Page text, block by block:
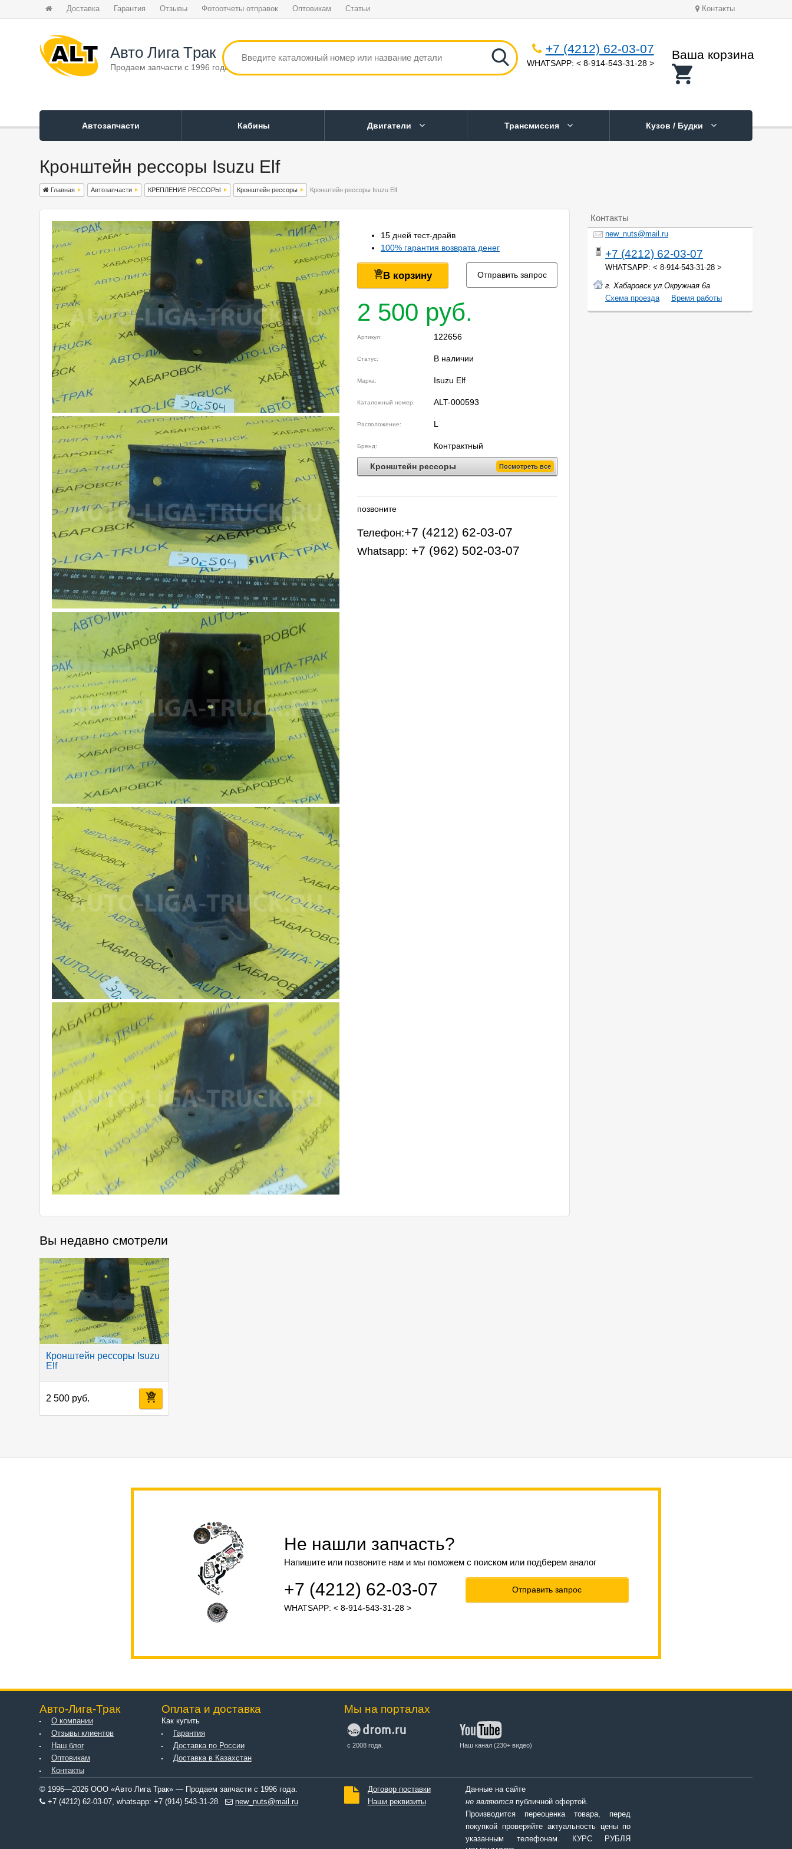
Доставка Гарантия Отзывы Фотоотчеты отправок Оптовикам Статьи Контакты
Авто Лига Tрак
Продаем запчасти с 1996 года
+7 (4212) 62-03-07
WHATSAPP: < 8-914-543-31-28 >
Ваша корзина
Автозапчасти Кабины Двигатели Трансмиссия Кузов / Будки
Кронштейн рессоры Isuzu Elf
Главная Автозапчасти КРЕПЛЕНИЕ РЕССОРЫ Кронштейн рессоры Кронштейн рессоры Isuzu Elf
15 дней тест-драйв
100% гарантия возврата денег
В корзину Отправить запрос
2 500 руб.
Артикул: 122656
Статус: В наличии
Марка: Isuzu Elf
Каталожный номер: ALT-000593
Расположение: L
Бренд: Контрактный
Кронштейн рессоры Посмотреть все
позвоните
Телефон:+7 (4212) 62-03-07
Whatsapp: +7 (962) 502-03-07
Вы недавно смотрели
Кронштейн рессоры Isuzu
Elf
2 500 руб.
Контакты
new_nuts@mail.ru
+7 (4212) 62-03-07
WHATSAPP: < 8-914-543-31-28 >
г. Хабаровск ул.Окружная 6а
Cхема проезда
Время работы
Не нашли запчасть?
Напишите или позвоните нам и мы поможем с поиском или подберем аналог
+7 (4212) 62-03-07
WHATSAPP: < 8-914-543-31-28 >
Отправить запрос
Авто-Лига-Трак
О компании
Отзывы клиентов
Наш блог
Оптовикам
Контакты
Оплата и доставка
Как купить
Гарантия
Доставка по России
Доставка в Казахстан
Мы на порталах
с 2008 года. Наш канал (230+ видео)
© 1996—2026 ООО «Авто Лига Трак» — Продаем запчасти с 1996 года.
+7 (4212) 62-03-07, whatsapp: +7 (914) 543-31-28
new_nuts@mail.ru
Договор поставки
Наши реквизиты
Данные на сайте
не являются публичной офертой.
Производится переоценка товара, перед
покупкой проверяйте актуальность цены по
указанным телефонам. КУРС РУБЛЯ